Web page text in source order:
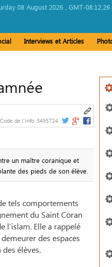
08 August 2026 , GMT-08:12:26
Interviews et Articles
Code de l'info: 3495724
un maître coranique et
des pieds de son élève.
tels comportements
du Saint Coran
l’islam. Elle a rappelé
des espaces
élèves.